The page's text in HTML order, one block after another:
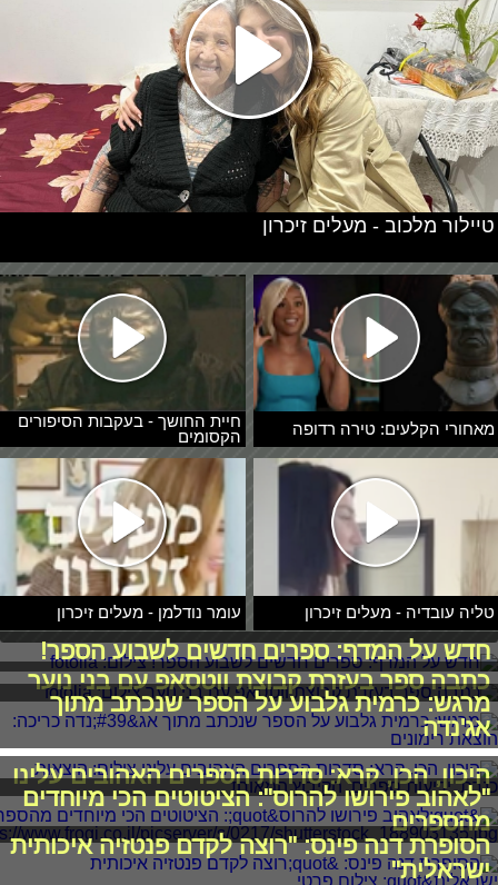
מאחורי הקלעים: טירה רדופה
חיית החושך - בעקבות הסיפורים
הקסומים
טליה עובדיה - מעלים זיכרון עומר נודלמן - מעלים זיכרון
טיילור מלכוב - מעלים זיכרון
חדש על המדף: ספרים חדשים לשבוע הספר!
כתבה ספר בעזרת קבוצת ווטסאפ עם בני נוער
מרגש: כרמית גלבוע על הספר שנכתב מתוך
אג'נדה
היכון, הכן, קרא: סדרות הספרים האהובים עלינו
"לאהוב פירושו להרוס": הציטוטים הכי מיוחדים
מהספרים
הסופרת דנה פינס: "רוצה לקדם פנטזיה איכותית
ישראלית"